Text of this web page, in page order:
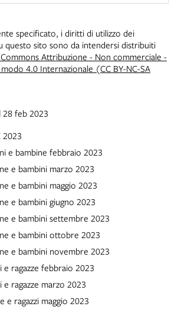
2023
e bambine febbraio 2023
e bambini marzo 2023
e bambini maggio 2023
e bambini giugno 2023
e bambini settembre 2023
e bambini ottobre 2023
e bambini novembre 2023
e ragazze febbraio 2023
e ragazze marzo 2023
e ragazzi maggio 2023
specificato, i diritti di utilizzo dei
questo sito sono da intendersi distribuiti
Attribuzione - Non commerciale -
4.0 Internazionale (CC BY-NC-SA
feb 2023